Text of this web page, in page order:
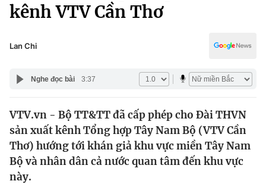
Chính trị
Pháp luật
Thế giới
Tin tức
Kinh tế
Truyền hình
Công nghệ
kênh VTV Cần Thơ
Lan Chi
Nghe đọc bài 3:37
VTV.vn - Bộ TT&TT đã cấp phép cho Đài THVN
sản xuất kênh Tổng hợp Tây Nam Bộ (VTV Cần
Thơ) hướng tới khán giả khu vực miền Tây Nam
Bộ và nhân dân cả nước quan tâm đến khu vực
này.